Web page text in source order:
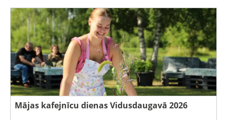
Mājas kafejnīcu dienas Vidusdaugavā 2026